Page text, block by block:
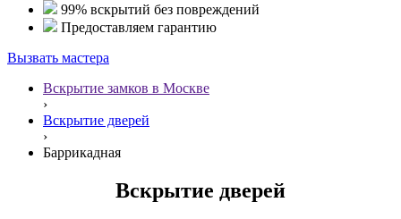
99% вскрытий без повреждений
Предоставляем гарантию
Вызвать мастера
Вскрытие замков в Москве
›
Вскрытие дверей
›
Баррикадная
Вскрытие дверей